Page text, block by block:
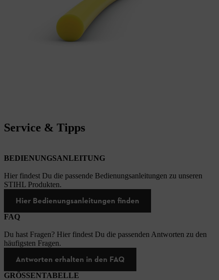
Service & Tipps
BEDIENUNGSANLEITUNG
Hier findest Du die passende Bedienungsanleitungen zu unseren
STIHL Produkten.
Hier Bedienungsanleitungen finden
FAQ
Du hast Fragen? Hier findest Du die passenden Antworten zu den
häufigsten Fragen.
Antworten erhalten in den FAQ
GRÖSSENTABELLE